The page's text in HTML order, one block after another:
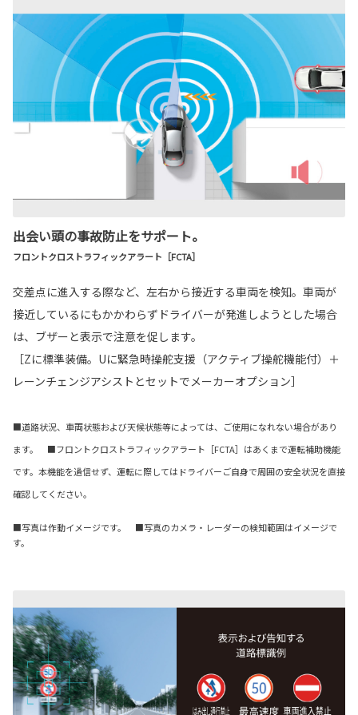
出会い頭の事故防止をサポート。
フロントクロストラフィックアラート［FCTA］
交差点に進入する際など、左右から接近する車両を検知。車両が
接近しているにもかかわらずドライバーが発進しようとした場合
は、ブザーと表示で注意を促します。
［Zに標準装備。Uに緊急時操舵支援（アクティブ操舵機能付）＋
レーンチェンジアシストとセットでメーカーオプション］
■道路状況、車両状態および天候状態等によっては、ご使用になれない場合があり
ます。 ■フロントクロストラフィックアラート［FCTA］はあくまで運転補助機能
です。本機能を過信せず、運転に際してはドライバーご自身で周囲の安全状況を直接
確認してください。
■写真は作動イメージです。 ■写真のカメラ・レーダーの検知範囲はイメージで
す。